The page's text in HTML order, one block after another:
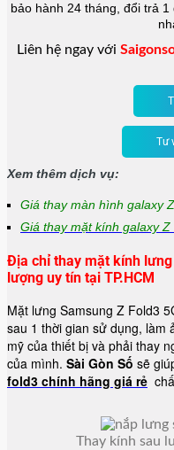
bảo hành 24 tháng, đổi trả
Liên hệ ngay với
Tư
Xem thêm dịch vụ:
Giá thay màn hình galaxy
Giá thay mặt kính galaxy
Địa chỉ thay mặt kính
lượng uy tín tại TP.HCM
Mặt lưng Samsung Z Fold3
sau 1 thời gian sử dụng, làm
mỹ của thiết bị và phải thay
của mình. Sài Gòn Số sẽ
fold3 chính hãng giá rẻ
Thay kính sau